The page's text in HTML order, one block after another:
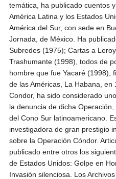
temática, ha publicado cuentos
América Latina y los Estados
América del Sur, con sede en
Jornada, de México. Ha
Subredes (1975); Cartas a
Trashumante (1998), todos de
hombre que fue Yacaré (1998),
de las Américas, La Habana, en
Condor, ha sido considerado
la denuncia de dicha
del Cono Sur latinoamericano.
investigadora de gran prestigio
sobre la Operación Cóndor.
publicado entre otros los
de Estados Unidos: Golpe en
Invasión silenciosa. Los